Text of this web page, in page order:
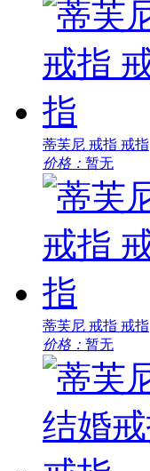
蒂芙尼 戒指 戒指
价格： 暂无
蒂芙尼 戒指 戒指
价格： 暂无